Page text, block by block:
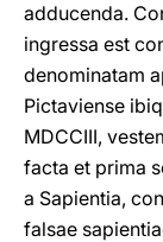
adducenda.
ingressa est
denominatam
Pictaviense
MDCCIII,
facta et prima
a Sapientia,
falsae